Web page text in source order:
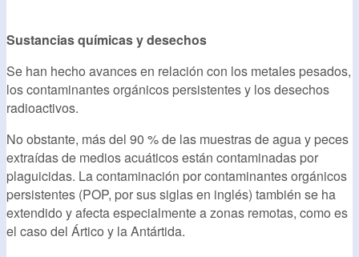
Sustancias químicas y desechos
Se han hecho avances en relación con los metales pesados,
los contaminantes orgánicos persistentes y los desechos
radioactivos.
No obstante, más del 90 % de las muestras de agua y peces
extraídas de medios acuáticos están contaminadas por
plaguicidas. La contaminación por contaminantes orgánicos
persistentes (POP, por sus siglas en inglés) también se ha
extendido y afecta especialmente a zonas remotas, como es
el caso del Ártico y la Antártida.